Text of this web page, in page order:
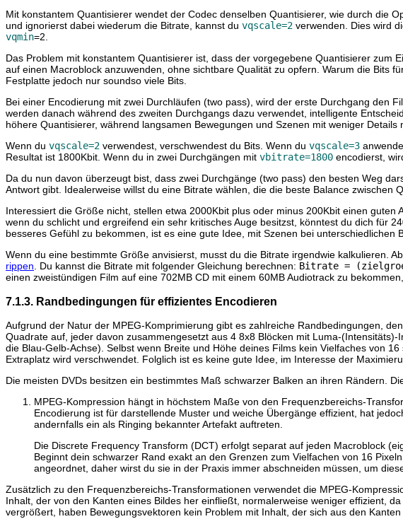
Mit konstantem Quantisierer wendet der Codec denselben Quantisierer, wie durch die
und ignorierst dabei wiederum die Bitrate, kannst du vqscale=2 verwenden. Dies wird
vqmin=2.
Das Problem mit konstantem Quantisierer ist, dass der vorgegebene Quantisierer
auf einen Macroblock anzuwenden, ohne sichtbare Qualität zu opfern. Warum die Bits
Festplatte jedoch nur soundso viele Bits.
Bei einer Encodierung mit zwei Durchläufen (two pass), wird der erste Durchgang den
werden danach während des zweiten Durchgangs dazu verwendet, intelligente
höhere Quantisierer, während langsamen Bewegungen und Szenen mit weniger
Wenn du vqscale=2 verwendest, verschwendest du Bits. Wenn du vqscale=3
Resultat ist 1800Kbit. Wenn du in zwei Durchgängen mit vbitrate=1800 encodierst,
Da du nun davon überzeugt bist, dass zwei Durchgänge (two pass) den besten Weg
Antwort gibt. Idealerweise willst du eine Bitrate wählen, die die beste Balance
Interessiert die Größe nicht, stellen etwa 2000Kbit plus oder minus 200Kbit einen
wenn du schlicht und ergreifend ein sehr kritisches Auge besitzst, könntest du dich für
besseres Gefühl zu bekommen, ist es eine gute Idee, mit Szenen bei unterschiedlichen
Wenn du eine bestimmte Größe anvisierst, musst du die Bitrate irgendwie kalkulieren.
rippen. Du kannst die Bitrate mit folgender Gleichung berechnen: Bitrate =
einen zweistündigen Film auf eine 702MB CD mit einem 60MB Audiotrack zu
7.1.3. Randbedingungen für effizientes Encodieren
Aufgrund der Natur der MPEG-Komprimierung gibt es zahlreiche Randbedingungen,
Quadrate auf, jeder davon zusammengesetzt aus 4 8x8 Blöcken mit Luma-
die Blau-Gelb-Achse). Selbst wenn Breite und Höhe deines Films kein Vielfaches von
Extraplatz wird verschwendet. Folglich ist es keine gute Idee, im Interesse der
Die meisten DVDs besitzen ein bestimmtes Maß schwarzer Balken an ihren Rändern.
MPEG-Kompression hängt in höchstem Maße von den Frequenzbereichs-
Encodierung ist für darstellende Muster und weiche Übergänge effizient, hat
andernfalls ein als Ringing bekannter Artefakt auftreten.
Die Discrete Frequency Transform (DCT) erfolgt separat auf jeden Macroblock
Beginnt dein schwarzer Rand exakt an den Grenzen zum Vielfachen von 16
angeordnet, daher wirst du sie in der Praxis immer abschneiden müssen, um
Zusätzlich zu den Frequenzbereichs-Transformationen verwendet die MPEG-
Inhalt, der von den Kanten eines Bildes her einfließt, normalerweise weniger effizient,
vergrößert, haben Bewegungsvektoren kein Problem mit Inhalt, der sich aus den